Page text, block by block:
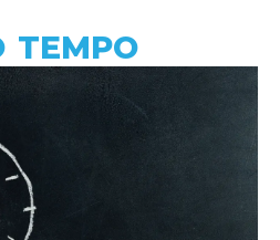
TEMPO